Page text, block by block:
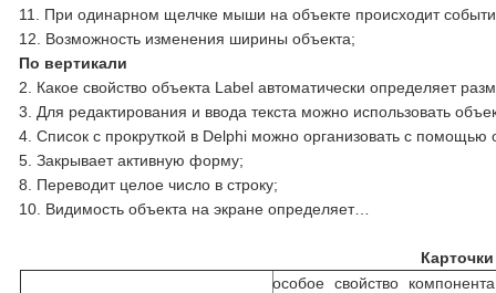
11. При одинарном щелчке мыши на объекте происходит
12. Возможность изменения ширины объекта;
По вертикали
2. Какое свойство объекта Label автоматически определяет
3. Для редактирования и ввода текста можно использовать
4. Список с прокруткой в Delphi можно организовать с помощью
5. Закрывает активную форму;
8. Переводит целое число в строку;
10. Видимость объекта на экране определяет…
особое свойство